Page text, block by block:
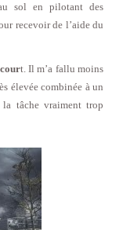
sol en pilotant des
recevoir de l’aide du
t. Il m’a fallu moins
élevée combinée à un
tâche vraiment trop